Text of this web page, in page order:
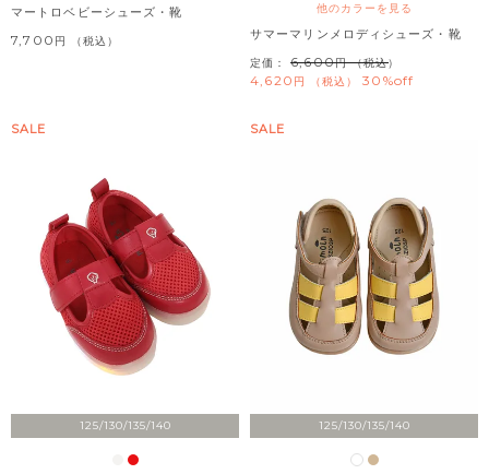
マートロベビーシューズ・靴
7,700 税込
他のカラーを見る
サマーマリンメロディシューズ・靴
定価： 6,600 （税込）
4,620 税込 30%off
125/130/135/140
SALE
125/130/135/140
SALE